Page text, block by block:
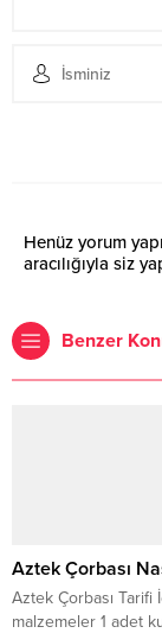
Henüz yorum
aracılığıyla siz
Benzer
Aztek Çorbası
Aztek Çorbası Tarifi
malzemeler 1 adet